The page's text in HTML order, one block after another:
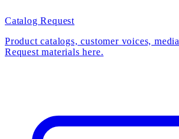
Catalog Request
Product catalogs, customer voices,
Request materials here.